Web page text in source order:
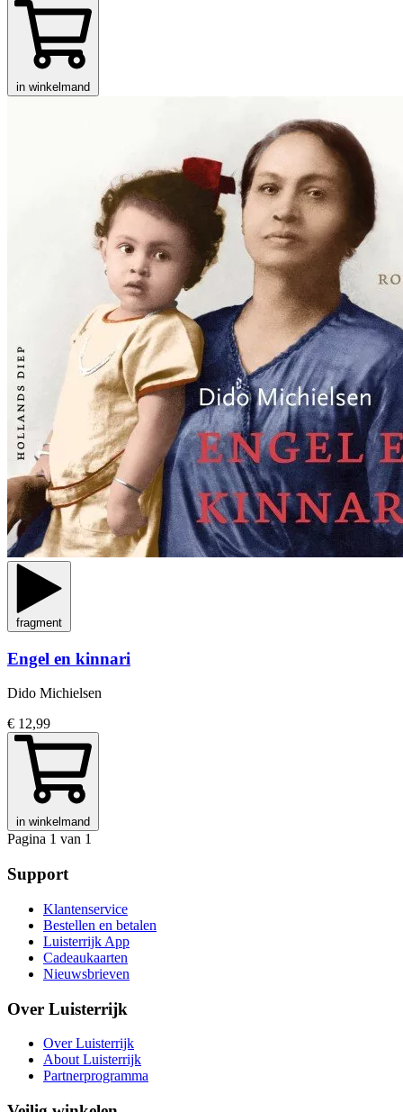
in winkelmand
fragment
Engel en kinnari
Dido Michielsen
€ 12,99
in winkelmand
Pagina 1 van 1
Support
Klantenservice
Bestellen en betalen
Luisterrijk App
Cadeaukaarten
Nieuwsbrieven
Over Luisterrijk
Over Luisterrijk
About Luisterrijk
Partnerprogramma